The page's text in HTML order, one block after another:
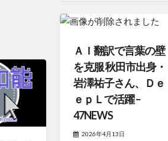
ＡＩ翻訳で言葉の壁
を克服 秋田市出身・
岩澤祐子さん、Ｄｅ
ｅｐＬで活躍 –
47NEWS
2026年4月13日